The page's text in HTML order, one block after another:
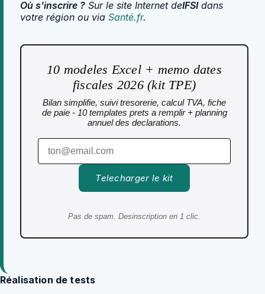
Où s’inscrire ? Sur le site Internet deIFSIdans
votre région ou via Santé.fr.
10 modeles Excel + memo dates
fiscales 2026 (kit TPE)
Bilan simplifie, suivi tresorerie, calcul TVA, fiche
de paie - 10 templates prets a remplir + planning
annuel des declarations.
Telecharger le kit
Pas de spam. Desinscription en 1 clic.
Réalisation de tests